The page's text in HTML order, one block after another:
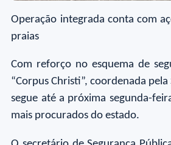
Operação integrada conta com
praias
Com reforço no esquema de
“Corpus Christi”, coordenada
segue até a próxima segunda-
mais procurados do estado.